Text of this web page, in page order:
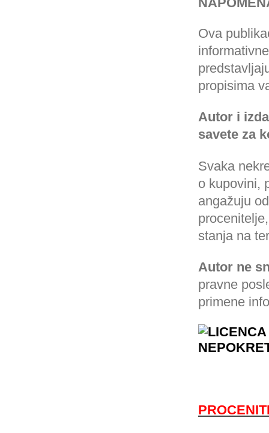
Ova
propisima
Autor i
savete za
Svaka
o kupovini,
angažuju
stanja na
Autor ne
pravne
primene